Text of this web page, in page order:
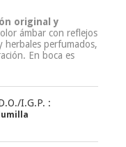
original y
ámbar con reflejos
herbales perfumados,
En boca es
I.G.P. :
Jumilla